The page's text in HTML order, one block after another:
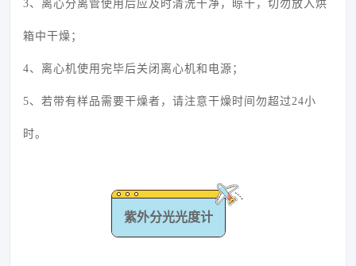
3、离心分离管使用后应及时清洗干净，晾干，切勿放入烘
箱中干燥；
4、离心机使用完毕后关闭离心机和电源；
5、若带有样品需要干燥者，请注意干燥时间勿超过24小
时。
紫外分光光度计